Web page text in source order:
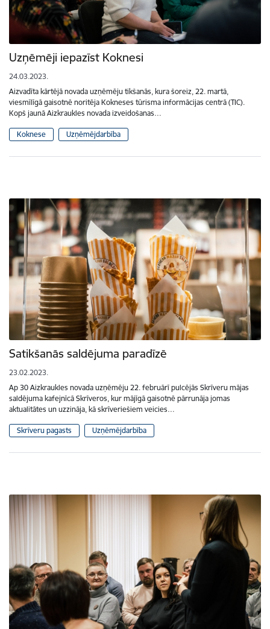
Uzņēmēji iepazīst Koknesi
24.03.2023.
Aizvadīta kārtējā novada uzņēmēju tikšanās, kura šoreiz, 22. martā,
viesmīlīgā gaisotnē noritēja Kokneses tūrisma informācijas centrā (TIC).
Kopš jaunā Aizkraukles novada izveidošanas…
Koknese Uzņēmējdarbība
Satikšanās saldējuma paradīzē
23.02.2023.
Ap 30 Aizkraukles novada uzņēmēju 22. februārī pulcējās Skrīveru mājas
saldējuma kafejnīcā Skrīveros, kur mājīgā gaisotnē pārrunāja jomas
aktualitātes un uzzināja, kā skrīveriešiem veicies…
Skrīveru pagasts Uzņēmējdarbība